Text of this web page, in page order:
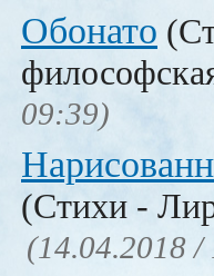
Обонато
09:39)
(Стихи -
(14.04.2018 /